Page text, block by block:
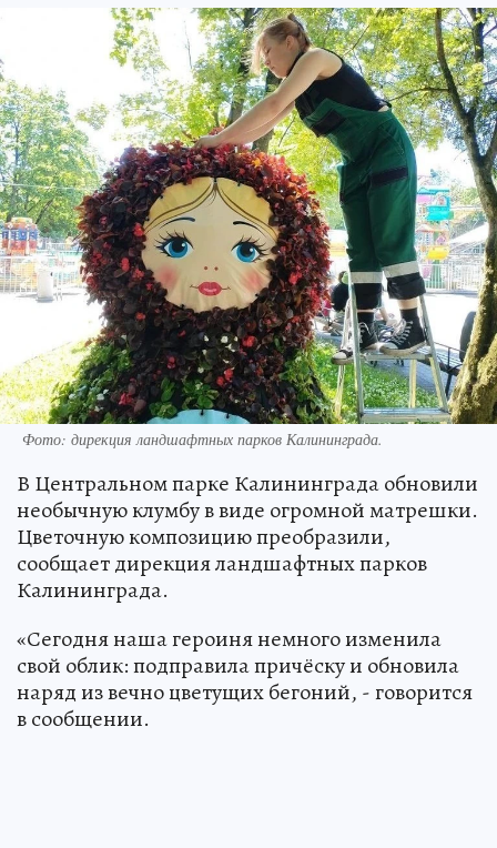
Фото: дирекция ландшафтных парков Калининграда.
В Центральном парке Калининграда обновили
необычную клумбу в виде огромной матрешки.
Цветочную композицию преобразили,
сообщает дирекция ландшафтных парков
Калининграда.
«Сегодня наша героиня немного изменила
свой облик: подправила причёску и обновила
наряд из вечно цветущих бегоний, - говорится
в сообщении.